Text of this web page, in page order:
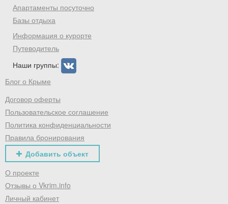
Апартаменты посуточно
Базы отдыха
Информация о курорте
Путеводитель
Наши группы:
Блог о Крыме
Договор оферты
Пользовательское соглашение
Политика конфиденциальности
Правила бронирования
Добавить объект
О проекте
Отзывы о Vkrim.info
Личный кабинет